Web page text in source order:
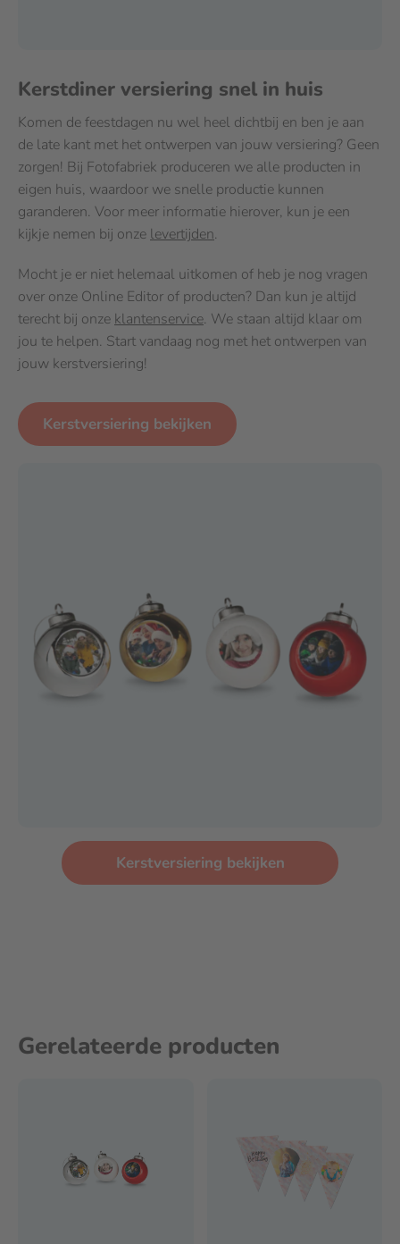
Kerstdiner versiering snel in huis
Komen de feestdagen nu wel heel dichtbij en ben je aan
de late kant met het ontwerpen van jouw versiering? Geen
zorgen! Bij Fotofabriek produceren we alle producten in
eigen huis, waardoor we snelle productie kunnen
garanderen. Voor meer informatie hierover, kun je een
kijkje nemen bij onze levertijden.
Mocht je er niet helemaal uitkomen of heb je nog vragen
over onze Online Editor of producten? Dan kun je altijd
terecht bij onze klantenservice. We staan altijd klaar om
jou te helpen. Start vandaag nog met het ontwerpen van
jouw kerstversiering!
Kerstversiering bekijken
Kerstversiering bekijken
Gerelateerde producten